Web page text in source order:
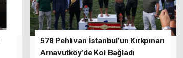
578 Pehlivan İstanbul’un Kırkpınarı
Arnavutköy’de Kol Bağladı